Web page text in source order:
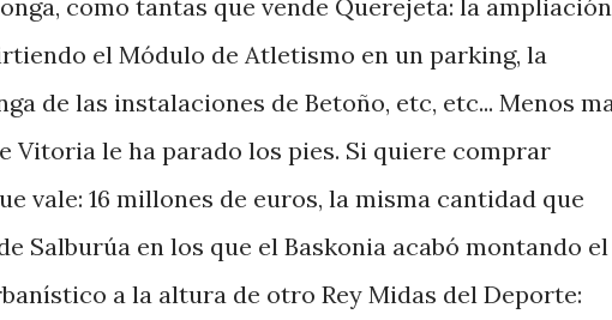
como tantas que vende Querejeta: la ampliación
el Módulo de Atletismo en un parking, la
de las instalaciones de Betoño, etc, etc... Menos
Vitoria le ha parado los pies. Si quiere comprar
vale: 16 millones de euros, la misma cantidad que
Salburúa en los que el Baskonia acabó montando el
a la altura de otro Rey Midas del Deporte: